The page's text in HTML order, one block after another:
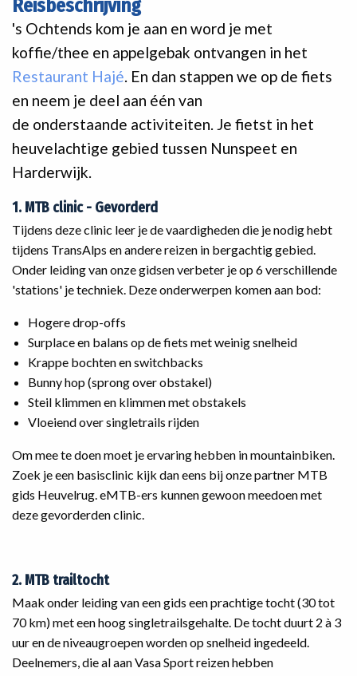
Reisbeschrijving
's Ochtends kom je aan en word je met
koffie/thee en appelgebak ontvangen in het
Restaurant Hajé. En dan stappen we op de fiets
en neem je deel aan één van
de onderstaande activiteiten. Je fietst in het
heuvelachtige gebied tussen Nunspeet en
Harderwijk.
1. MTB clinic - Gevorderd
Tijdens deze clinic leer je de vaardigheden die je nodig hebt
tijdens TransAlps en andere reizen in bergachtig gebied.
Onder leiding van onze gidsen verbeter je op 6 verschillende
'stations' je techniek. Deze onderwerpen komen aan bod:
Hogere drop-offs
Surplace en balans op de fiets met weinig snelheid
Krappe bochten en switchbacks
Bunny hop (sprong over obstakel)
Steil klimmen en klimmen met obstakels
Vloeiend over singletrails rijden
Om mee te doen moet je ervaring hebben in mountainbiken.
Zoek je een basisclinic kijk dan eens bij onze partner MTB
gids Heuvelrug. eMTB-ers kunnen gewoon meedoen met
deze gevorderden clinic.
2. MTB trailtocht
Maak onder leiding van een gids een prachtige tocht (30 tot
70 km) met een hoog singletrailsgehalte. De tocht duurt 2 à 3
uur en de niveaugroepen worden op snelheid ingedeeld.
Deelnemers, die al aan Vasa Sport reizen hebben